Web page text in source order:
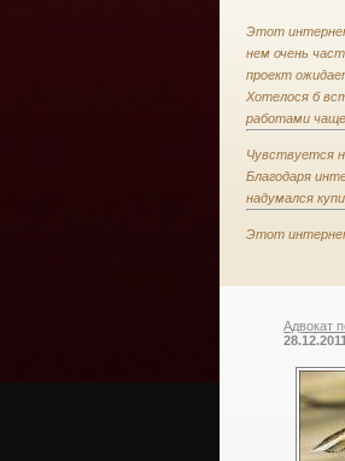
Этот
нем очень
проект
Хотелося б
работами
Чувствуется
Благодаря
надумался
Этот
Адвокат